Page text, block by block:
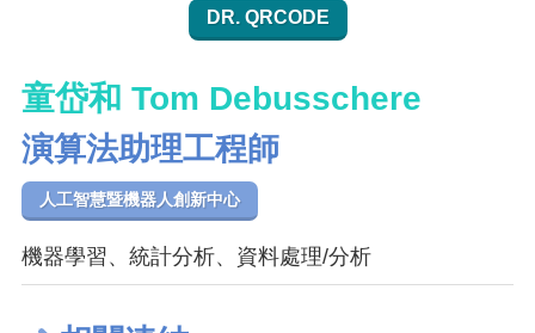
DR. QRCODE
童岱和 Tom Debusschere
演算法助理工程師
人工智慧暨機器人創新中心
機器學習、統計分析、資料處理/分析